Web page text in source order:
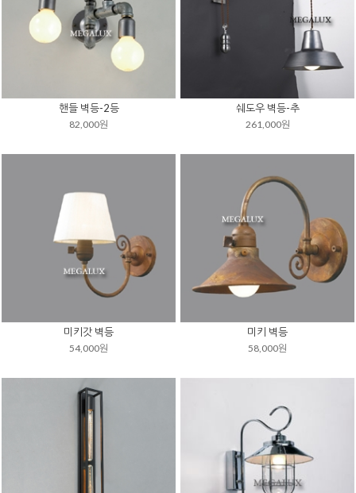
핸들 벽등-2등
82,000원
쉐도우 벽등-추
261,000원
미키갓 벽등
54,000원
미키 벽등
58,000원